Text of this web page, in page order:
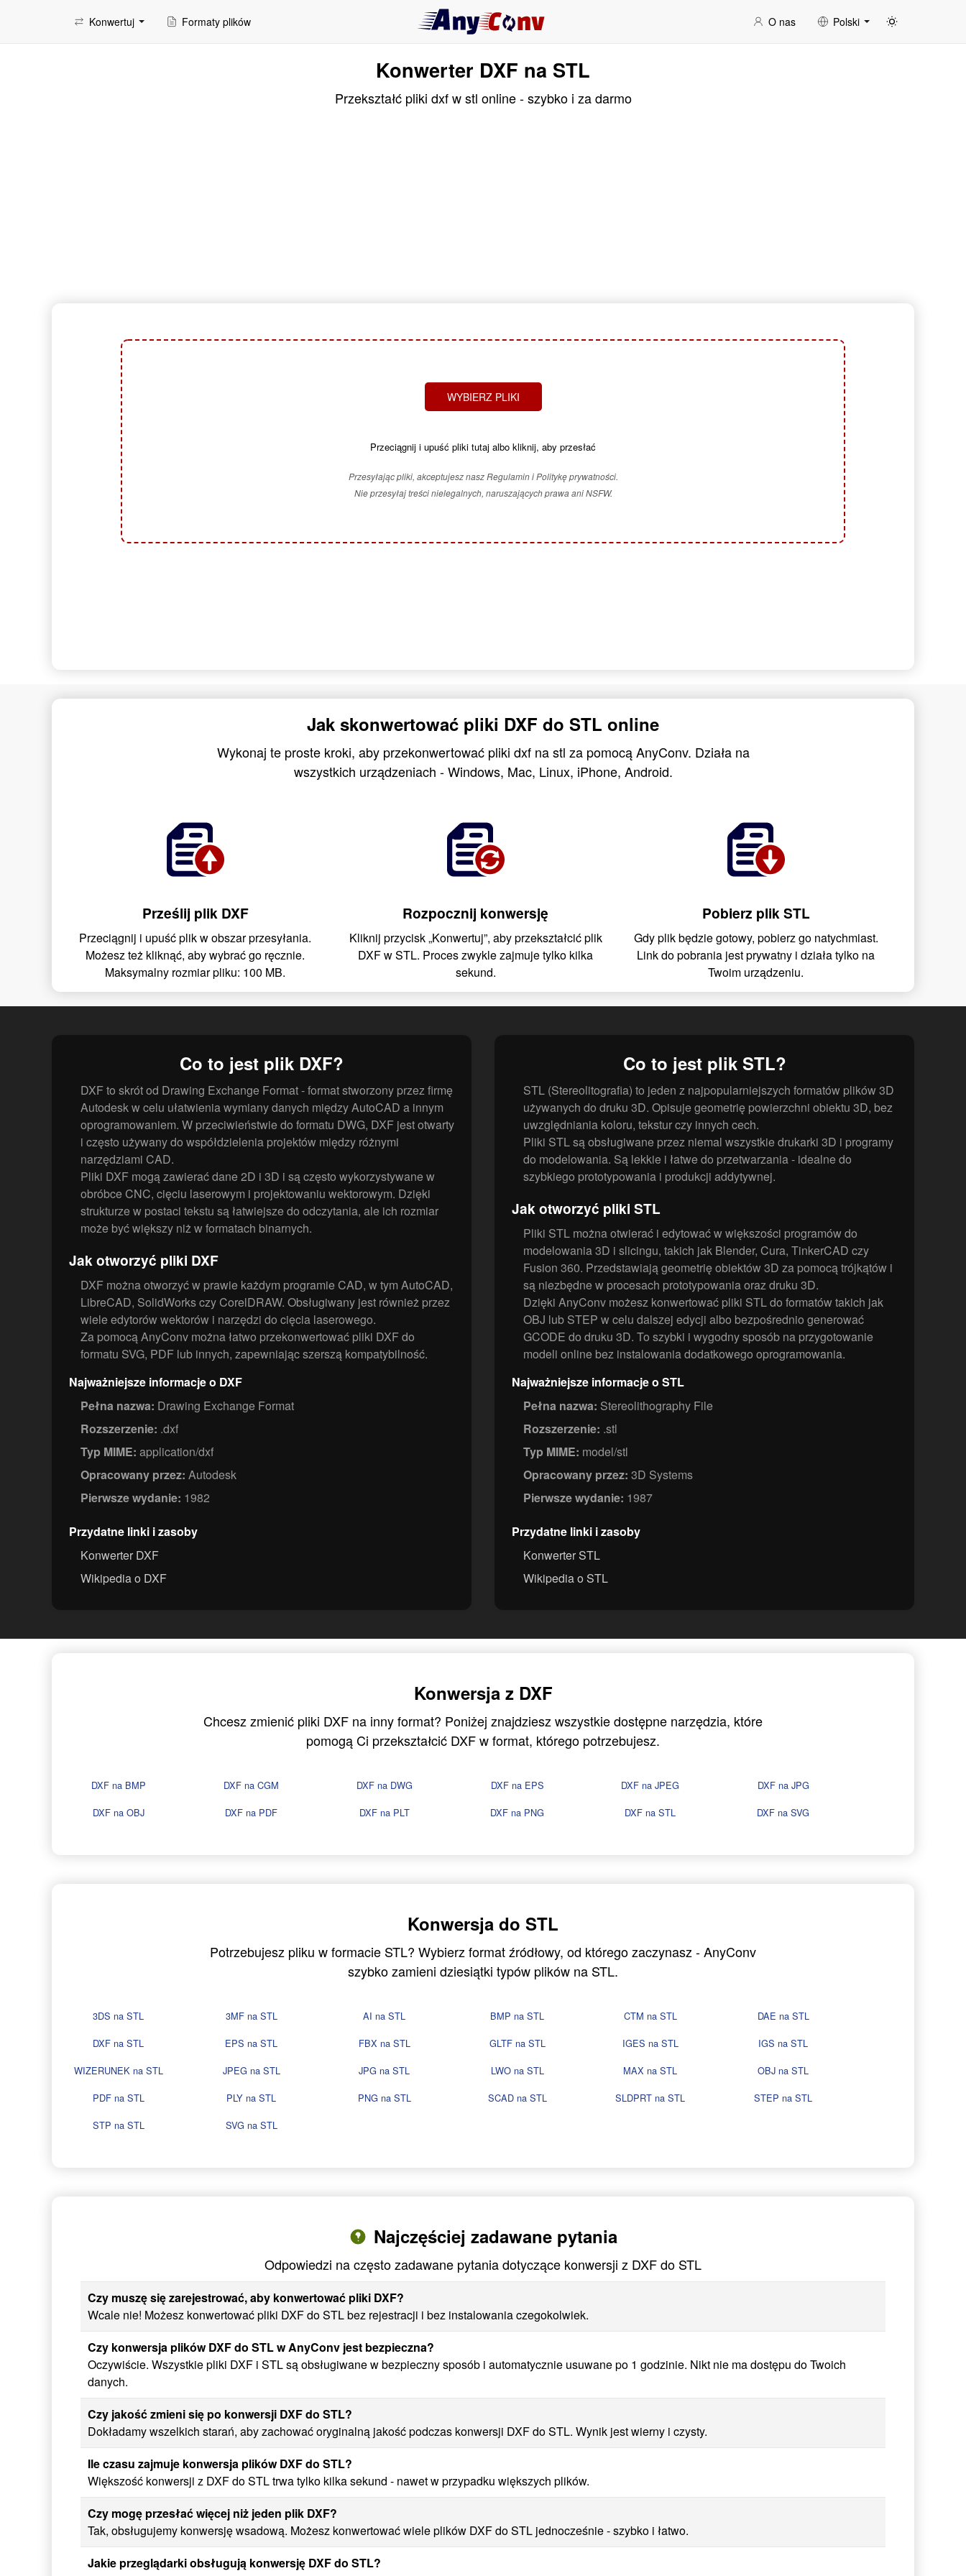
Konwertuj Formaty plików O nas Polski
Konwerter DXF na STL
Przekształć pliki dxf w stl online - szybko i za darmo
WYBIERZ PLIKI
Przeciągnij i upuść pliki tutaj albo kliknij, aby przesłać
Przesyłając pliki, akceptujesz nasz Regulamin i Politykę prywatności.
Nie przesyłaj treści nielegalnych, naruszających prawa ani NSFW.
Jak skonwertować pliki DXF do STL online
Wykonaj te proste kroki, aby przekonwertować pliki dxf na stl za pomocą AnyConv. Działa na
wszystkich urządzeniach - Windows, Mac, Linux, iPhone, Android.
Prześlij plik DXF
Przeciągnij i upuść plik w obszar przesyłania.
Możesz też kliknąć, aby wybrać go ręcznie.
Maksymalny rozmiar pliku: 100 MB.
Rozpocznij konwersję
Kliknij przycisk „Konwertuj”, aby przekształcić plik
DXF w STL. Proces zwykle zajmuje tylko kilka
sekund.
Pobierz plik STL
Gdy plik będzie gotowy, pobierz go natychmiast.
Link do pobrania jest prywatny i działa tylko na
Twoim urządzeniu.
Co to jest plik DXF?
DXF to skrót od Drawing Exchange Format - format stworzony przez firmę
Autodesk w celu ułatwienia wymiany danych między AutoCAD a innym
oprogramowaniem. W przeciwieństwie do formatu DWG, DXF jest otwarty
i często używany do współdzielenia projektów między różnymi
narzędziami CAD.
Pliki DXF mogą zawierać dane 2D i 3D i są często wykorzystywane w
obróbce CNC, cięciu laserowym i projektowaniu wektorowym. Dzięki
strukturze w postaci tekstu są łatwiejsze do odczytania, ale ich rozmiar
może być większy niż w formatach binarnych.
Jak otworzyć pliki DXF
DXF można otworzyć w prawie każdym programie CAD, w tym AutoCAD,
LibreCAD, SolidWorks czy CorelDRAW. Obsługiwany jest również przez
wiele edytorów wektorów i narzędzi do cięcia laserowego.
Za pomocą AnyConv można łatwo przekonwertować pliki DXF do
formatu SVG, PDF lub innych, zapewniając szerszą kompatybilność.
Najważniejsze informacje o DXF
Pełna nazwa: Drawing Exchange Format
Rozszerzenie: .dxf
Typ MIME: application/dxf
Opracowany przez: Autodesk
Pierwsze wydanie: 1982
Przydatne linki i zasoby
Konwerter DXF
Wikipedia o DXF
Co to jest plik STL?
STL (Stereolitografia) to jeden z najpopularniejszych formatów plików 3D
używanych do druku 3D. Opisuje geometrię powierzchni obiektu 3D, bez
uwzględniania koloru, tekstur czy innych cech.
Pliki STL są obsługiwane przez niemal wszystkie drukarki 3D i programy
do modelowania. Są lekkie i łatwe do przetwarzania - idealne do
szybkiego prototypowania i produkcji addytywnej.
Jak otworzyć pliki STL
Pliki STL można otwierać i edytować w większości programów do
modelowania 3D i slicingu, takich jak Blender, Cura, TinkerCAD czy
Fusion 360. Przedstawiają geometrię obiektów 3D za pomocą trójkątów i
są niezbędne w procesach prototypowania oraz druku 3D.
Dzięki AnyConv możesz konwertować pliki STL do formatów takich jak
OBJ lub STEP w celu dalszej edycji albo bezpośrednio generować
GCODE do druku 3D. To szybki i wygodny sposób na przygotowanie
modeli online bez instalowania dodatkowego oprogramowania.
Najważniejsze informacje o STL
Pełna nazwa: Stereolithography File
Rozszerzenie: .stl
Typ MIME: model/stl
Opracowany przez: 3D Systems
Pierwsze wydanie: 1987
Przydatne linki i zasoby
Konwerter STL
Wikipedia o STL
Konwersja z DXF
Chcesz zmienić pliki DXF na inny format? Poniżej znajdziesz wszystkie dostępne narzędzia, które
pomogą Ci przekształcić DXF w format, którego potrzebujesz.
DXF na BMP DXF na CGM DXF na DWG DXF na EPS DXF na JPEG
DXF na JPG
DXF na OBJ
DXF na PDF DXF na PLT DXF na PNG DXF na STL DXF na SVG
Konwersja do STL
Potrzebujesz pliku w formacie STL? Wybierz format źródłowy, od którego zaczynasz - AnyConv
szybko zamieni dziesiątki typów plików na STL.
3DS na STL 3MF na STL AI na STL BMP na STL CTM na STL
DAE na STL
DXF na STL
EPS na STL FBX na STL GLTF na STL IGES na STL
IGS na STL
WIZERUNEK na STL
JPEG na STL JPG na STL LWO na STL MAX na STL
OBJ na STL
PDF na STL
PLY na STL PNG na STL SCAD na STL SLDPRT na STL
STEP na STL
STP na STL
SVG na STL
Najczęściej zadawane pytania
Odpowiedzi na często zadawane pytania dotyczące konwersji z DXF do STL
Czy muszę się zarejestrować, aby konwertować pliki DXF?
Wcale nie! Możesz konwertować pliki DXF do STL bez rejestracji i bez instalowania czegokolwiek.
Czy konwersja plików DXF do STL w AnyConv jest bezpieczna?
Oczywiście. Wszystkie pliki DXF i STL są obsługiwane w bezpieczny sposób i automatycznie usuwane po 1 godzinie. Nikt nie ma dostępu do Twoich
danych.
Czy jakość zmieni się po konwersji DXF do STL?
Dokładamy wszelkich starań, aby zachować oryginalną jakość podczas konwersji DXF do STL. Wynik jest wierny i czysty.
Ile czasu zajmuje konwersja plików DXF do STL?
Większość konwersji z DXF do STL trwa tylko kilka sekund - nawet w przypadku większych plików.
Czy mogę przesłać więcej niż jeden plik DXF?
Tak, obsługujemy konwersję wsadową. Możesz konwertować wiele plików DXF do STL jednocześnie - szybko i łatwo.
Jakie przeglądarki obsługują konwersję DXF do STL?